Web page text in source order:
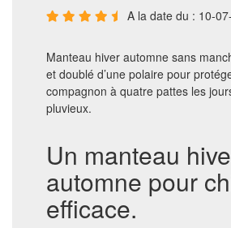
A la date du : 10-
Manteau hiver automne sans
et doublé d’une polaire pour
compagnon à quatre pattes les
pluvieux.
Un manteau
automne pour
efficace.